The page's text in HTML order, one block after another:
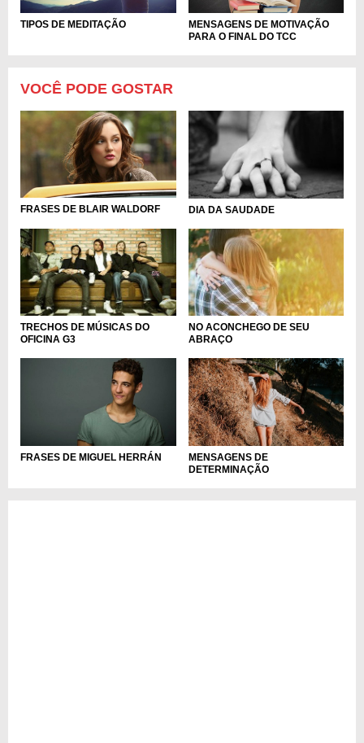
TIPOS DE MEDITAÇÃO
MENSAGENS DE MOTIVAÇÃO
PARA O FINAL DO TCC
VOCÊ PODE GOSTAR
FRASES DE BLAIR WALDORF DIA DA SAUDADE
TRECHOS DE MÚSICAS DO
OFICINA G3
NO ACONCHEGO DE SEU
ABRAÇO
FRASES DE MIGUEL HERRÁN
MENSAGENS DE
DETERMINAÇÃO